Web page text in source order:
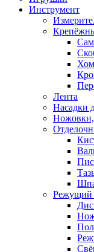
Инструмент
Лента
Насадки
Ножовки,
Режущий